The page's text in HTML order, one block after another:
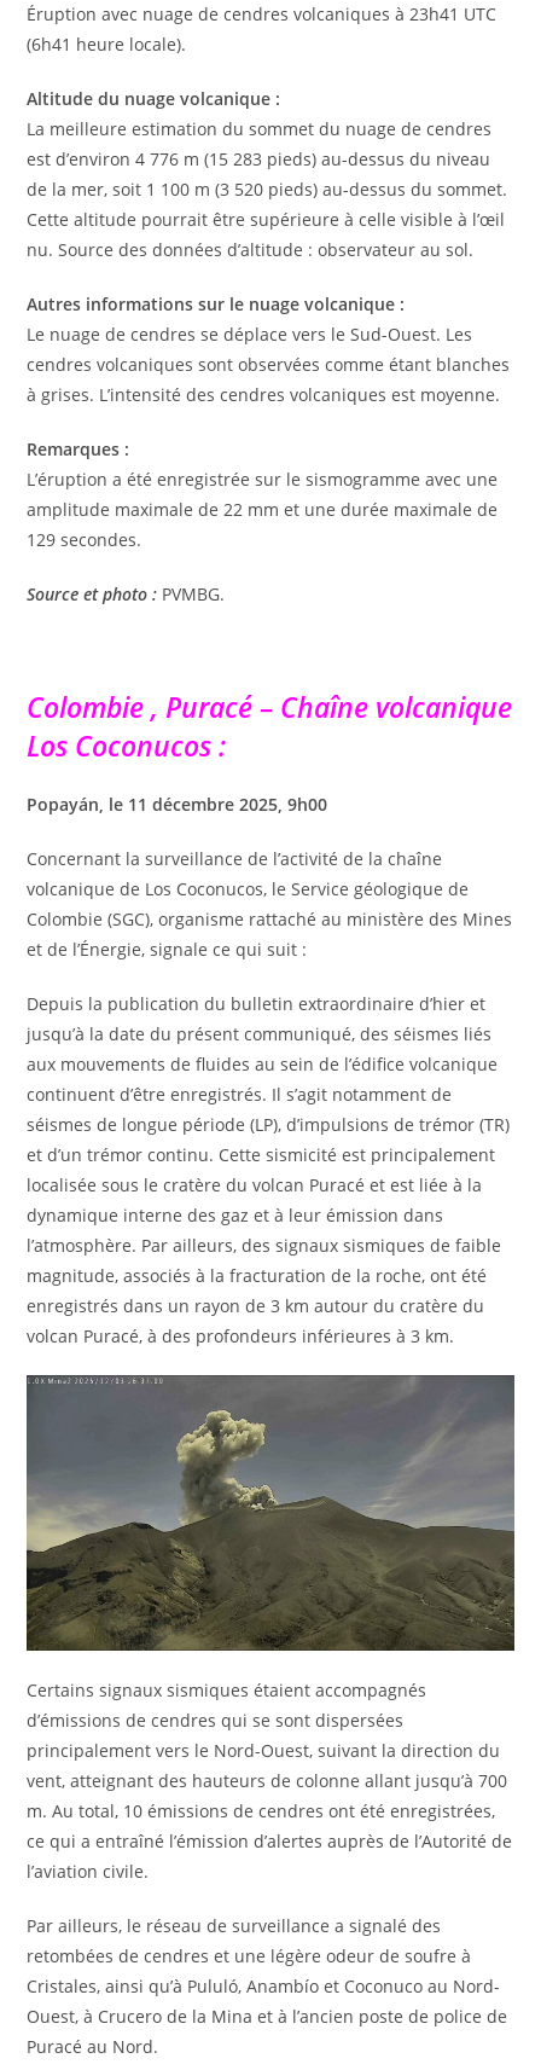
Éruption avec nuage de cendres volcaniques à 23h41 UTC
(6h41 heure locale).
Altitude du nuage volcanique :
La meilleure estimation du sommet du nuage de cendres
est d’environ 4 776 m (15 283 pieds) au-dessus du niveau
de la mer, soit 1 100 m (3 520 pieds) au-dessus du sommet.
Cette altitude pourrait être supérieure à celle visible à l’œil
nu. Source des données d’altitude : observateur au sol.
Autres informations sur le nuage volcanique :
Le nuage de cendres se déplace vers le Sud-Ouest. Les
cendres volcaniques sont observées comme étant blanches
à grises. L’intensité des cendres volcaniques est moyenne.
Remarques :
L’éruption a été enregistrée sur le sismogramme avec une
amplitude maximale de 22 mm et une durée maximale de
129 secondes.
Source et photo : PVMBG.
Colombie , Puracé – Chaîne volcanique
Los Coconucos :
Popayán, le 11 décembre 2025, 9h00
Concernant la surveillance de l’activité de la chaîne
volcanique de Los Coconucos, le Service géologique de
Colombie (SGC), organisme rattaché au ministère des Mines
et de l’Énergie, signale ce qui suit :
Depuis la publication du bulletin extraordinaire d’hier et
jusqu’à la date du présent communiqué, des séismes liés
aux mouvements de fluides au sein de l’édifice volcanique
continuent d’être enregistrés. Il s’agit notamment de
séismes de longue période (LP), d’impulsions de trémor (TR)
et d’un trémor continu. Cette sismicité est principalement
localisée sous le cratère du volcan Puracé et est liée à la
dynamique interne des gaz et à leur émission dans
l’atmosphère. Par ailleurs, des signaux sismiques de faible
magnitude, associés à la fracturation de la roche, ont été
enregistrés dans un rayon de 3 km autour du cratère du
volcan Puracé, à des profondeurs inférieures à 3 km.
Certains signaux sismiques étaient accompagnés
d’émissions de cendres qui se sont dispersées
principalement vers le Nord-Ouest, suivant la direction du
vent, atteignant des hauteurs de colonne allant jusqu’à 700
m. Au total, 10 émissions de cendres ont été enregistrées,
ce qui a entraîné l’émission d’alertes auprès de l’Autorité de
l’aviation civile.
Par ailleurs, le réseau de surveillance a signalé des
retombées de cendres et une légère odeur de soufre à
Cristales, ainsi qu’à Pululó, Anambío et Coconuco au Nord-
Ouest, à Crucero de la Mina et à l’ancien poste de police de
Puracé au Nord.